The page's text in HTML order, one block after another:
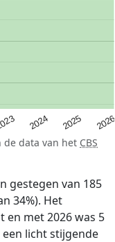
2024 2025 2026
de data van het CBS
gestegen van 185
34%). Het
en met 2026 was 5
licht stijgende